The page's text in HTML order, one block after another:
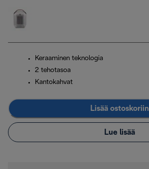
Keraaminen teknologia
2 tehotasoa
Kantokahvat
Lisää ostoskoriin
Lue lisää